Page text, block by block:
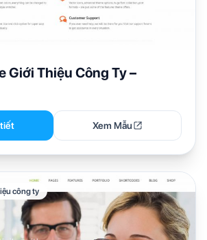
Giới Thiệu Công Ty –
Xem Mẫu
công ty